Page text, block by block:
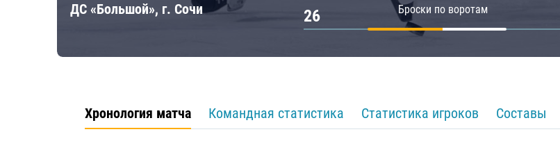
ДС «Большой», г. Сочи Броски по воротам
26
Хронология матча Командная статистика Статистика игроков Составы